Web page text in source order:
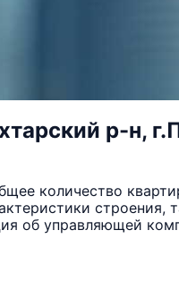
р-н,
количество
строения,
об управляющей